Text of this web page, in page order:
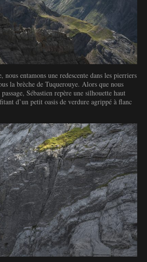
nous entamons une redescente dans les pierriers
la brèche de Tuquerouye. Alors que nous
Sébastien repère une silhouette haut
d’un petit oasis de verdure agrippé à flanc